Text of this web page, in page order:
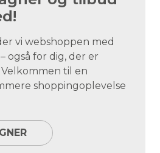
vi webshoppen med
også for dig, der er
til en
shoppingoplevelse